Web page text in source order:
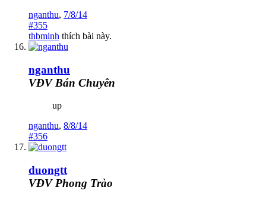
nganthu, 7/8/14
#355
thbminh thích bài này.
nganthu
VĐV Bán Chuyên
up
nganthu, 8/8/14
#356
duongtt
VĐV Phong Trào